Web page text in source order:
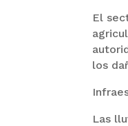
El
los
Las